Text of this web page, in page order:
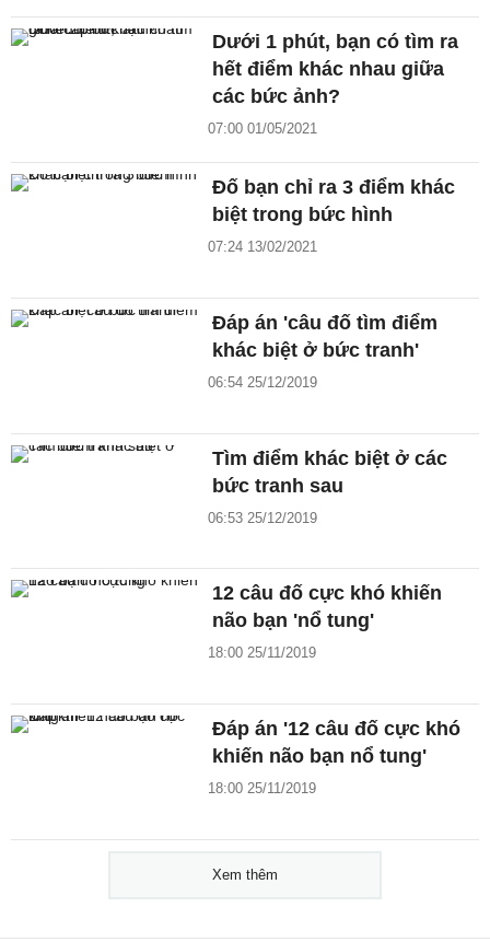
Dưới 1 phút, bạn có tìm ra
hết điểm khác nhau giữa
các bức ảnh?
07:00 01/05/2021
Đố bạn chỉ ra 3 điểm khác
biệt trong bức hình
07:24 13/02/2021
Đáp án 'câu đố tìm điểm
khác biệt ở bức tranh'
06:54 25/12/2019
Tìm điểm khác biệt ở các
bức tranh sau
06:53 25/12/2019
12 câu đố cực khó khiến
não bạn 'nổ tung'
18:00 25/11/2019
Đáp án '12 câu đố cực khó
khiến não bạn nổ tung'
18:00 25/11/2019
Xem thêm